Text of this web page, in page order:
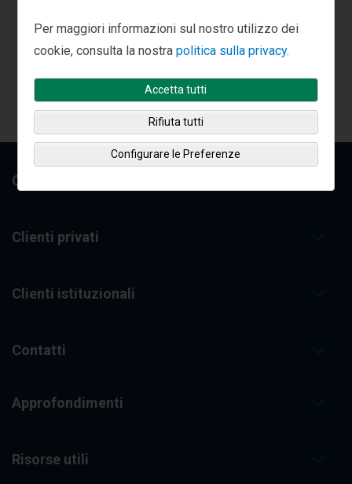
Chi siamo
Clienti privati
Clienti istituzionali
Contatti
Approfondimenti
Risorse utili
Per maggiori informazioni sul nostro utilizzo dei
cookie, consulta la nostra politica sulla privacy.
Accetta tutti
Rifiuta tutti
Configurare le Preferenze